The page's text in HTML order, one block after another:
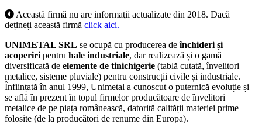
Această firmă nu are informaţii actualizate din 2018. Dacă
dețineți această firmă click aici.
UNIMETAL SRL se ocupă cu producerea deînchideri și
acoperiri pentru hale industriale, dar realizează și o gamă
diversificată de elemente de tinichigerie (tablă cutată, învelitori
metalice, sisteme pluviale) pentru construcții civile și industriale.
Înființată în anul 1999, Unimetal a cunoscut o puternică evoluție și
se află în prezent în topul firmelor producătoare de învelitori
metalice de pe piața românească, datorită calității materiei prime
folosite (de la producători de renume din Europa).